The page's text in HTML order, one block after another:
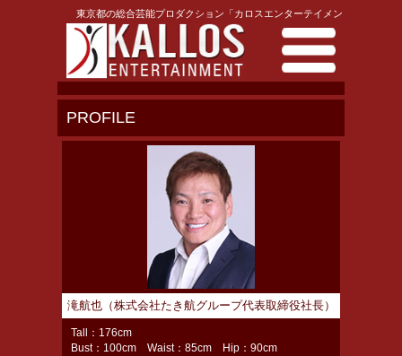
東京都の総合芸能プロダクション「カロスエンターテイメント」
PROFILE
滝航也（株式会社たき航グループ代表取締役社長）
Tall：176cm
Bust：100cm Waist：85cm Hip：90cm